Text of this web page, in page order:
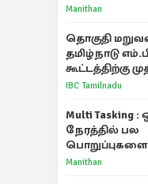
Manithan
தொகுதி
தமிழ்நாடு
கூட்டத்திற்கு
விஜய் அழைப்பு
IBC Tamilnadu
Multi Tasking :
நேரத்தில் பல
பொறுப்புகளை
கையாளும் டாப்
Manithan